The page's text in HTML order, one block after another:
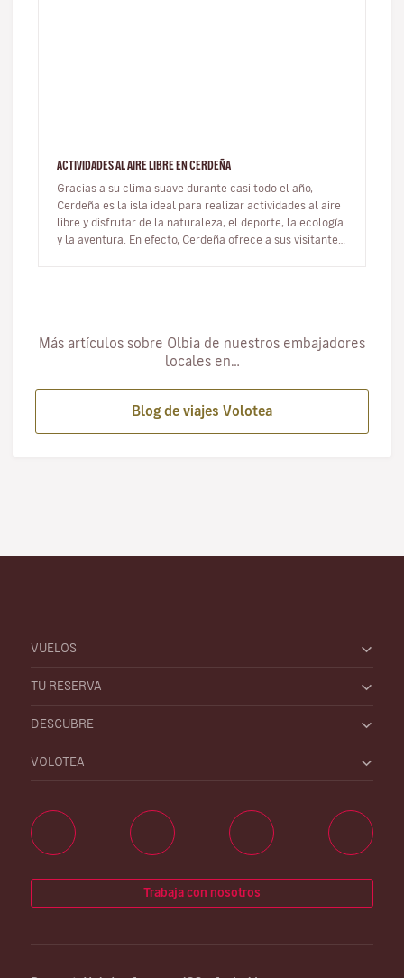
ACTIVIDADES AL AIRE LIBRE EN CERDEÑA
Gracias a su clima suave durante casi todo el año,
Cerdeña es la isla ideal para realizar actividades al aire
libre y disfrutar de la naturaleza, el deporte, la ecología
y la aventura. En efecto, Cerdeña ofrece a sus visitante…
Más artículos sobre Olbia de nuestros embajadores
locales en…
Blog de viajes Volotea
VUELOS
TU RESERVA
DESCUBRE
VOLOTEA
Trabaja con nosotros